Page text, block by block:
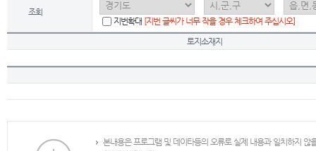
조회
지번확대 [지번 글씨가 너무 작을 경우 체크하여 주십시오]
토지소재지
본내용은 프로그램 및 데이타등의 오류로 실제 내용과 일치하지